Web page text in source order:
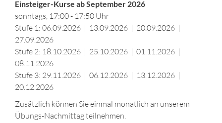
Einsteiger-Kurse ab September 2026
sonntags, 17:00 - 17:50 Uhr
Stufe 1: 06.09.2026 | 13.09.2026 | 20.09.2026 |
27.09.2026
Stufe 2: 18.10.2026 | 25.10.2026 | 01.11.2026 |
08.11.2026
Stufe 3: 29.11.2026 | 06.12.2026 | 13.12.2026 |
20.12.2026
Zusätzlich können Sie einmal monatlich an unserem
Übungs-Nachmittag teilnehmen.